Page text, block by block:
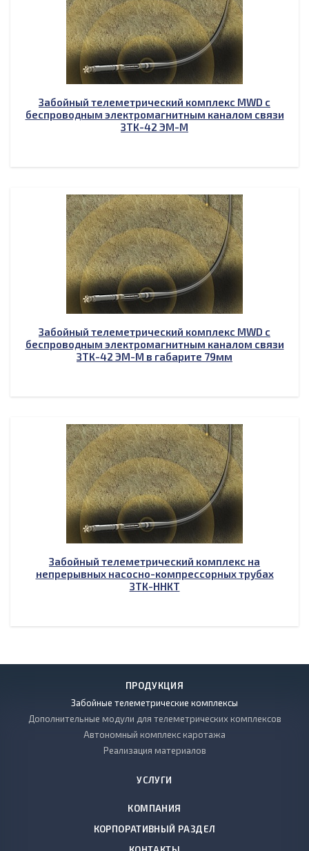
Забойный телеметрический комплекс MWD с
беспроводным электромагнитным каналом связи
ЗТК-42 ЭМ-М
Забойный телеметрический комплекс MWD с
беспроводным электромагнитным каналом связи
ЗТК-42 ЭМ-М в габарите 79мм
Забойный телеметрический комплекс на
непрерывных насосно-компрессорных трубах
ЗТК-ННКТ
ПРОДУКЦИЯ
Забойные телеметрические комплексы
Дополнительные модули для телеметрических комплексов
Автономный комплекс каротажа
Реализация материалов
УСЛУГИ
КОМПАНИЯ
КОРПОРАТИВНЫЙ РАЗДЕЛ